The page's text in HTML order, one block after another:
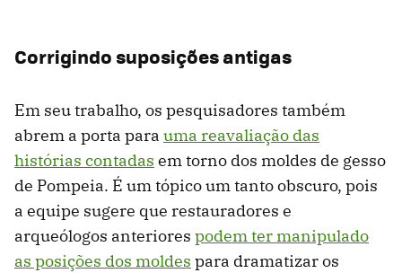
Corrigindo suposições antigas
Em seu trabalho, os pesquisadores também
abrem a porta para uma reavaliação das
histórias contadas em torno dos moldes de gesso
de Pompeia. É um tópico um tanto obscuro, pois
a equipe sugere que restauradores e
arqueólogos anteriores podem ter manipulado
as posições dos moldes para dramatizar os